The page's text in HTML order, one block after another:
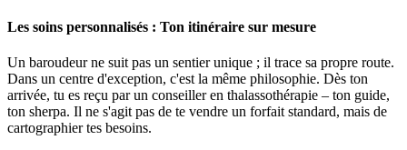
Les soins personnalisés : Ton itinéraire sur mesure
Un baroudeur ne suit pas un sentier unique ; il trace sa propre route.
Dans un centre d'exception, c'est la même philosophie. Dès ton
arrivée, tu es reçu par un conseiller en thalassothérapie – ton guide,
ton sherpa. Il ne s'agit pas de te vendre un forfait standard, mais de
cartographier tes besoins.